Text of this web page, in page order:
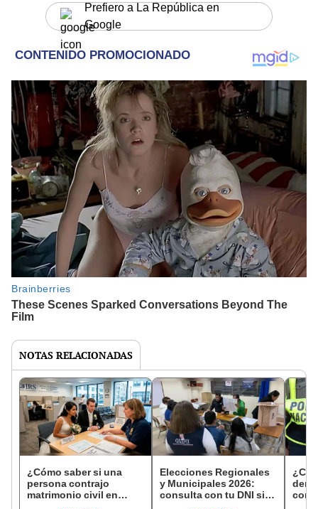
Prefiero a La República en
Google
NOTAS RELACIONADAS
¿Cómo saber si una
persona contrajo
matrimonio civil en
Elecciones Regionales
y Municipales 2026:
consulta con tu DNI si
con